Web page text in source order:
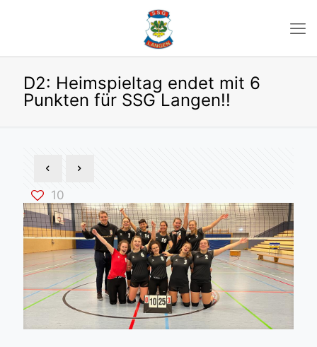
D2: Heimspieltag endet mit 6
Punkten für SSG Langen!!
10